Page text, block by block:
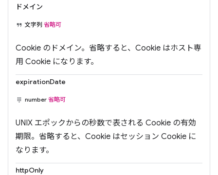
ドメイン
文字列 省略可
Cookie のドメイン。省略すると、Cookie はホスト専
用 Cookie になります。
expirationDate
number 省略可
UNIX エポックからの秒数で表される Cookie の有効
期限。省略すると、Cookie はセッション Cookie に
なります。
httpOnly